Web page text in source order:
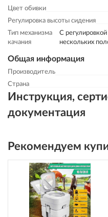
Цвет обивки
Регулировка высоты сидения
Тип механизма
качания
С
нескольких
Общая информация
Производитель
Страна
Инструкция,
документация
Рекомендуем